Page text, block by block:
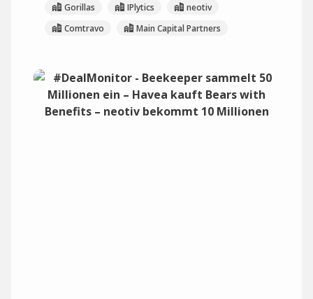
Gorillas
IPlytics
neotiv
Comtravo
Main Capital Partners